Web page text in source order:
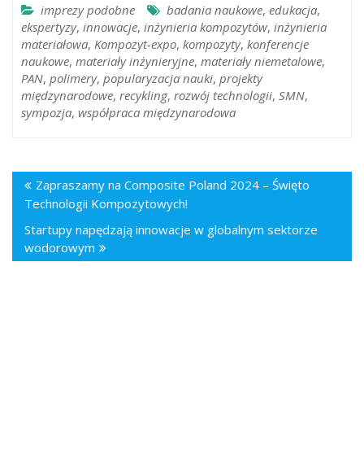
imprezy podobne badania naukowe, edukacja,
ekspertyzy, innowacje, inżynieria kompozytów, inżynieria
materiałowa, Kompozyt-expo, kompozyty, konferencje
naukowe, materiały inżynieryjne, materiały niemetalowe,
PAN, polimery, popularyzacja nauki, projekty
międzynarodowe, recykling, rozwój technologii, SMN,
sympozja, współpraca międzynarodowa
Zapraszamy na Composite Poland 2024 – Święto
Technologii Kompozytowych!
Startupy napędzają innowacje w globalnym sektorze
wodorowym